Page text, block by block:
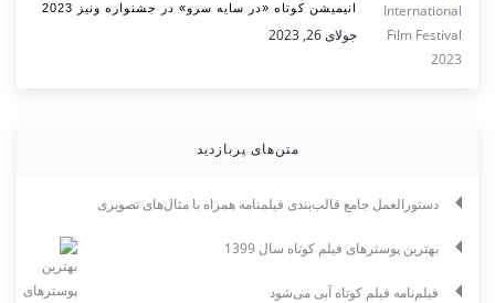
انیمیشن کوتاه «در سایه سرو» در جشنواره ونیز 2023
جولای 26, 2023
متن‌های پربازدید
دستورالعمل جامع قالب‌بندی فیلمنامه همراه با مثال‌های تصویری
بهترین پوسترهای فیلم کوتاه سال 1399
فیلم‌نامه فیلم کوتاه آبی می‌شود